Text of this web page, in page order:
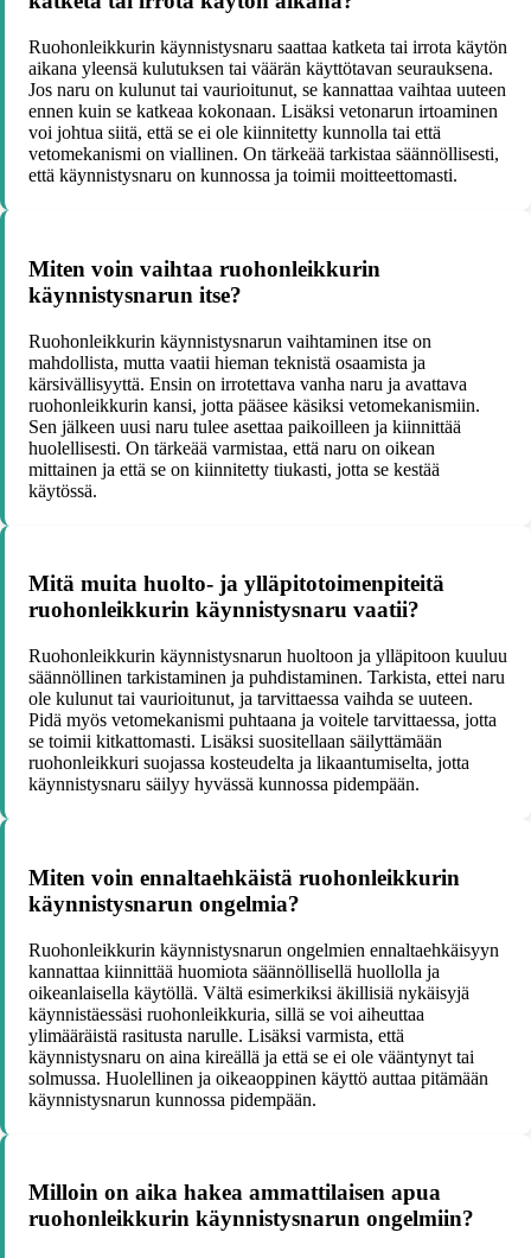
Ruohonleikkurin käynnistysnaru saattaa katketa tai irrota käytön
aikana yleensä kulutuksen tai väärän käyttötavan seurauksena.
Jos naru on kulunut tai vaurioitunut, se kannattaa vaihtaa uuteen
ennen kuin se katkeaa kokonaan. Lisäksi vetonarun irtoaminen
voi johtua siitä, että se ei ole kiinnitetty kunnolla tai että
vetomekanismi on viallinen. On tärkeää tarkistaa säännöllisesti,
että käynnistysnaru on kunnossa ja toimii moitteettomasti.
Miten voin vaihtaa ruohonleikkurin
käynnistysnarun itse?
Ruohonleikkurin käynnistysnarun vaihtaminen itse on
mahdollista, mutta vaatii hieman teknistä osaamista ja
kärsivällisyyttä. Ensin on irrotettava vanha naru ja avattava
ruohonleikkurin kansi, jotta pääsee käsiksi vetomekanismiin.
Sen jälkeen uusi naru tulee asettaa paikoilleen ja kiinnittää
huolellisesti. On tärkeää varmistaa, että naru on oikean
mittainen ja että se on kiinnitetty tiukasti, jotta se kestää
käytössä.
Mitä muita huolto- ja ylläpitotoimenpiteitä
ruohonleikkurin käynnistysnaru vaatii?
Ruohonleikkurin käynnistysnarun huoltoon ja ylläpitoon kuuluu
säännöllinen tarkistaminen ja puhdistaminen. Tarkista, ettei naru
ole kulunut tai vaurioitunut, ja tarvittaessa vaihda se uuteen.
Pidä myös vetomekanismi puhtaana ja voitele tarvittaessa, jotta
se toimii kitkattomasti. Lisäksi suositellaan säilyttämään
ruohonleikkuri suojassa kosteudelta ja likaantumiselta, jotta
käynnistysnaru säilyy hyvässä kunnossa pidempään.
Miten voin ennaltaehkäistä ruohonleikkurin
käynnistysnarun ongelmia?
Ruohonleikkurin käynnistysnarun ongelmien ennaltaehkäisyyn
kannattaa kiinnittää huomiota säännöllisellä huollolla ja
oikeanlaisella käytöllä. Vältä esimerkiksi äkillisiä nykäisyjä
käynnistäessäsi ruohonleikkuria, sillä se voi aiheuttaa
ylimääräistä rasitusta narulle. Lisäksi varmista, että
käynnistysnaru on aina kireällä ja että se ei ole vääntynyt tai
solmussa. Huolellinen ja oikeaoppinen käyttö auttaa pitämään
käynnistysnarun kunnossa pidempään.
Milloin on aika hakea ammattilaisen apua
ruohonleikkurin käynnistysnarun ongelmiin?